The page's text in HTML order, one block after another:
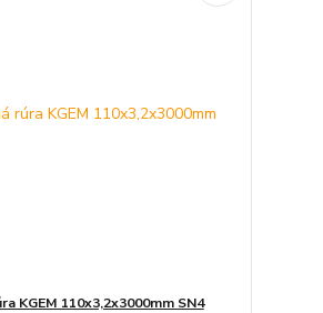
KGEM 110x3,2x3000mm SN4